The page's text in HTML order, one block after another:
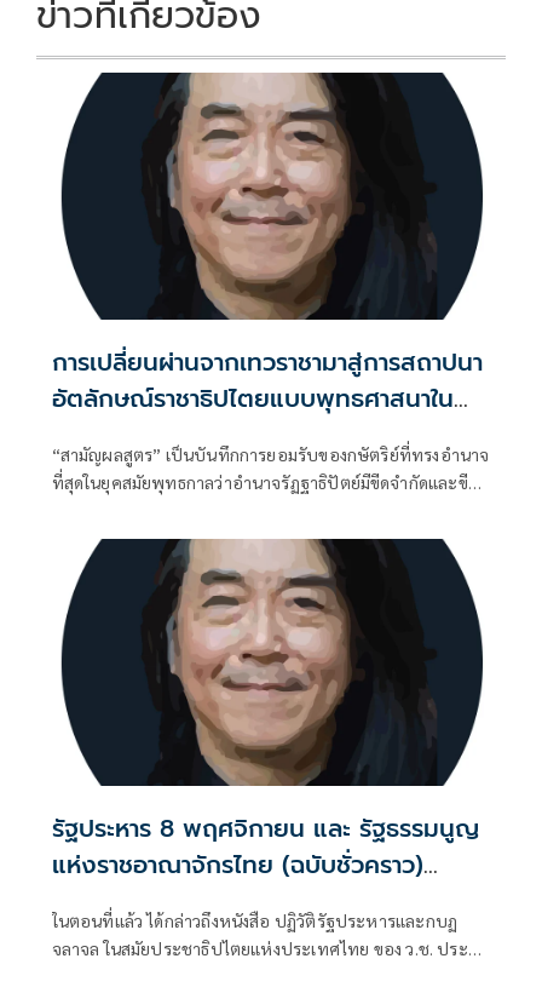
ข่าวที่เกี่ยวข้อง
การเปลี่ยนผ่านจากเทวราชามาสู่การสถาปนา
อัตลักษณ์ราชาธิปไตยแบบพุทธศาสนาใน
พระไตรปิฏก : สามัญผลสูตรในฐานะทฤษฎี
ขีดจำกัดของอำนาจรัฐเหนือแรงงานและ
ทรัพย์สิน
“สามัญผลสูตร” เป็นบันทึกการยอมรับของกษัตริย์ที่ทรงอำนาจ
ที่สุดในยุคสมัยพุทธกาลว่าอำนาจรัฏฐาธิปัตย์มีขีดจำกัดและขีด
รัฐประหาร 8 พฤศจิกายน และ รัฐธรรมนูญ
แห่งราชอาณาจักรไทย (ฉบับชั่วคราว)
พุทธศักราช 2490 (ตอนที่ 17): พระราช
หัตถเลขาในหลวงรัชกาลที่ 9 สนับสนุน
ในตอนที่แล้ว ได้กล่าวถึงหนังสือ ปฏิวัติรัฐประหารและกบฏ
จลาจล ในสมัยประชาธิปไตยแห่งประเทศไทย ของ ว.ช. ประสัง